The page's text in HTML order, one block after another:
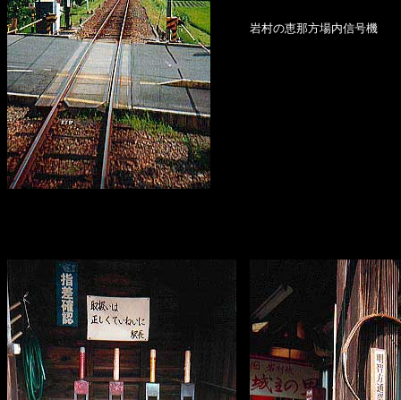
岩村の恵那方場内信号機